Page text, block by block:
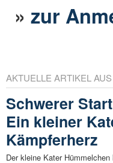
»zur
AKTUELLE ARTIKEL
Schwerer
Ein kleiner
Kämpferherz
Der kleine Kater